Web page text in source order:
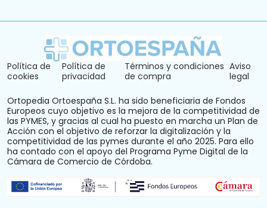
Política de
cookies
Política de
privacidad
Términos y condiciones
de compra
Aviso
legal
Ortopedia Ortoespaña S.L. ha sido beneficiaria de Fondos
Europeos cuyo objetivo es la mejora de la competitividad de
las PYMES, y gracias al cual ha puesto en marcha un Plan de
Acción con el objetivo de reforzar la digitalización y la
competitividad de las pymes durante el año 2025. Para ello
ha contado con el apoyo del Programa Pyme Digital de la
Cámara de Comercio de Córdoba.